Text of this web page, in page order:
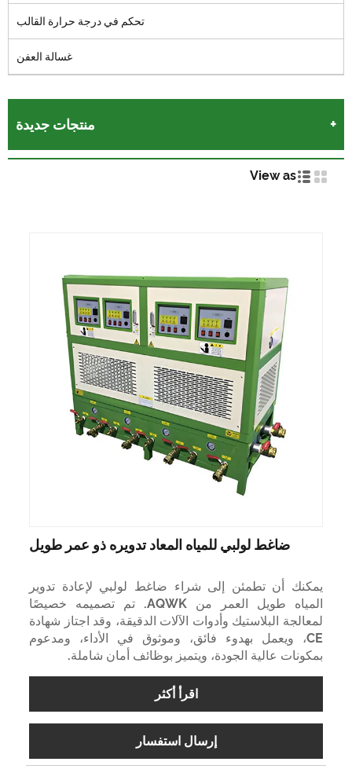
تحكم في درجة حرارة القالب
غسالة العفن
منتجات جديدة
View as
ضاغط لولبي للمياه المعاد تدويره ذو عمر طويل
يمكنك أن تطمئن إلى شراء ضاغط لولبي لإعادة تدوير
المياه طويل العمر من AQWK. تم تصميمه خصيصًا
لمعالجة البلاستيك وأدوات الآلات الدقيقة، وقد اجتاز شهادة
CE، ويعمل بهدوء فائق، وموثوق في الأداء، ومدعوم
بمكونات عالية الجودة، ويتميز بوظائف أمان شاملة.
اقرأ أكثر
إرسال استفسار